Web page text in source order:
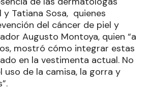
y Tatiana Sosa, quienes
del cáncer de piel y
Augusto Montoya, quien “a
mostró cómo integrar estas
en la vestimenta actual. No
uso de la camisa, la gorra y